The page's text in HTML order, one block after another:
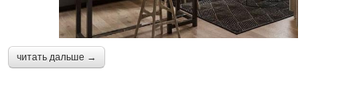
читать дальше →